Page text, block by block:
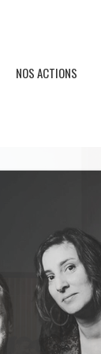
NOS ACTIONS